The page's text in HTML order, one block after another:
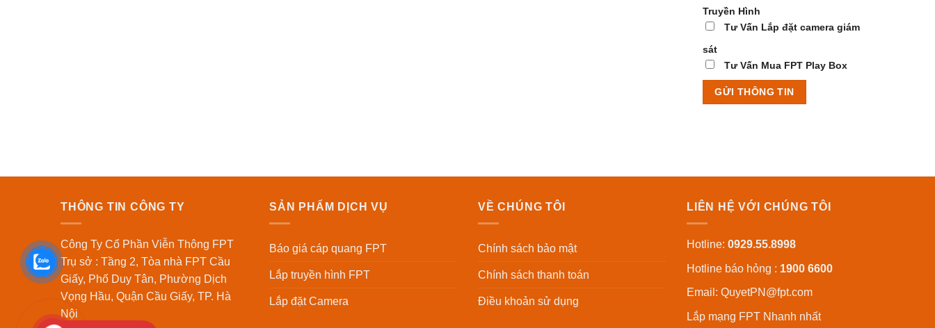
Truyền Hình
Tư Vấn Lắp đặt camera giám
sát
Tư Vấn Mua FPT Play Box
THÔNG TIN CÔNG TY
Công Ty Cổ Phần Viễn Thông FPT
Trụ sở : Tầng 2, Tòa nhà FPT Cầu
Giấy, Phố Duy Tân, Phường Dịch
Vọng Hầu, Quận Cầu Giấy, TP. Hà
Nội
SẢN PHẨM DỊCH VỤ
Báo giá cáp quang FPT
Lắp truyền hình FPT
Lắp đặt Camera
VỀ CHÚNG TÔI
Chính sách bảo mật
Chính sách thanh toán
Điều khoản sử dụng
LIÊN HỆ VỚI CHÚNG TÔI
Hotline: 0929.55.8998
Hotline báo hỏng : 1900 6600
Email: QuyetPN@fpt.com
Lắp mạng FPT Nhanh nhất